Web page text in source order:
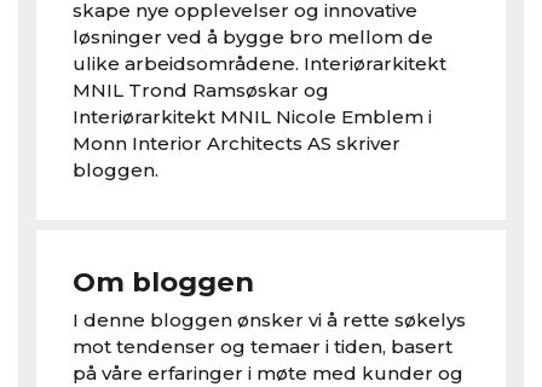
skape nye opplevelser og innovative
løsninger ved å bygge bro mellom de
ulike arbeidsområdene. Interiørarkitekt
MNIL Trond Ramsøskar og
Interiørarkitekt MNIL Nicole Emblem i
Monn Interior Architects AS skriver
bloggen.
Om bloggen
I denne bloggen ønsker vi å rette søkelys
mot tendenser og temaer i tiden, basert
på våre erfaringer i møte med kunder og